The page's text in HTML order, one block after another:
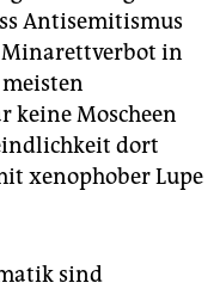
Antisemitismus
Minarettverbot in
keine Moscheen
dort
xenophober Lupe
sind